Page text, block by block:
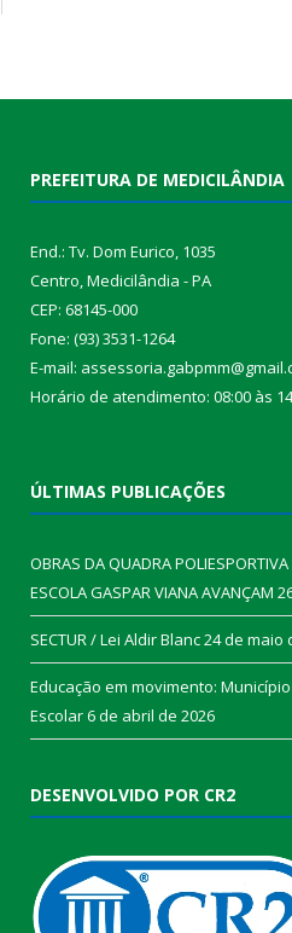
PREFEITURA DE MEDICILÂNDIA
End.: Tv. Dom Eurico, 1035
Centro, Medicilândia - PA
CEP: 68145-000
Fone: (93) 3531-1264
E-mail:
Horário de atendimento: 08:00 às
ÚLTIMAS PUBLICAÇÕES
OBRAS DA QUADRA
ESCOLA GASPAR VIANA AVANÇAM
SECTUR / Lei Aldir Blanc24 de maio
Educação em movimento:
Escolar6 de abril de 2026
DESENVOLVIDO POR CR2